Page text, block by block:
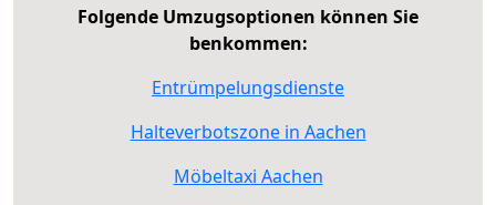
Folgende Umzugsoptionen können Sie
benkommen:
Entrümpelungsdienste
Halteverbotszone in Aachen
Möbeltaxi Aachen